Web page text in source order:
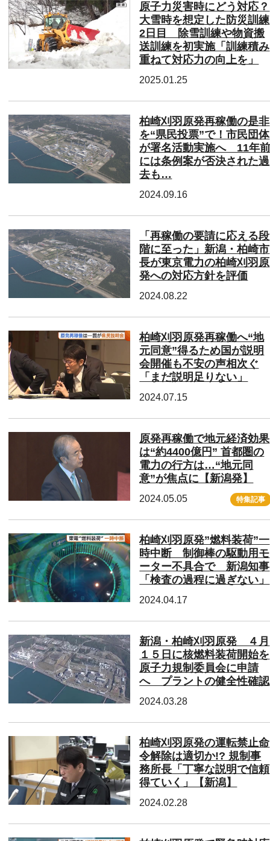
原子力災害時にどう対応？
大雪時を想定した防災訓練
2日目 除雪訓練や物資搬
送訓練を初実施「訓練積み
重ねて対応力の向上を」
2025.01.25
柏崎刈羽原発再稼働の是非
を“県民投票”で！市民団体
が署名活動実施へ 11年
には条例案が否決された過
去も…
2024.09.16
「再稼働の要請に応える段
階に至った」新潟・柏崎市
長が東京電力の柏崎刈羽原
発への対応方針を評価
2024.08.22
柏崎刈羽原発再稼働へ“地
元同意”得るため国が説明
会開催も不安の声相次ぐ
「まだ説明足りない」
2024.07.15
原発再稼働で地元経済効果
は“約4400億円” 首都圏の
電力の行方は…“地元同
意”が焦点に【新潟発】
2024.05.05 特集記事
柏崎刈羽原発”燃料装荷”一
時中断 制御棒の駆動用モ
ーター不具合で 新潟知事
「検査の過程に過ぎない」
2024.04.17
新潟・柏崎刈羽原発 ４月
１５日に核燃料装荷開始を
原子力規制委員会に申請
へ プラントの健全性確認
2024.03.28
柏崎刈羽原発の運転禁止命
令解除は適切か!? 規制事
務所長「丁寧な説明で信頼
得ていく」【新潟】
2024.02.28